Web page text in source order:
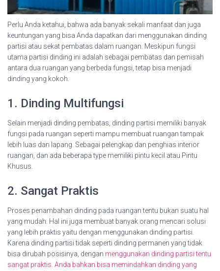
Perlu Anda ketahui, bahwa ada banyak sekali manfaat dan juga
keuntungan yang bisa Anda dapatkan dari menggunakan dinding
partisi atau sekat pembatas dalam ruangan. Meskipun fungsi
utama partisi dinding ini adalah sebagai pembatas dan pemisah
antara dua ruangan yang berbeda fungsi, tetap bisa menjadi
dinding yang kokoh.
1. Dinding Multifungsi
Selain menjadi dinding pembatas, dinding partisi memiliki banyak
fungsi pada ruangan seperti mampu membuat ruangan tampak
lebih luas dan lapang. Sebagai pelengkap dan penghias interior
ruangan, dan ada beberapa type memiliki pintu kecil atau Pintu
Khusus.
2. Sangat Praktis
Proses penambahan dinding pada ruangan tentu bukan suatu hal
yang mudah. Hal ini juga membuat banyak orang mencari solusi
yang lebih praktis yaitu dengan menggunakan dinding partisi.
Karena dinding partisi tidak seperti dinding permanen yang tidak
bisa dirubah posisinya, dengan menggunakan dinding partisi tentu
sangat praktis. Anda bahkan bisa memindahkan dinding yang